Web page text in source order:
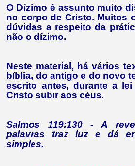
O Dízimo é assunto muito
no corpo de Cristo. Muitos
dúvidas a respeito da
não o dízimo.
Neste material, há vários
bíblia, do antigo e do novo
escrito antes, durante a
Cristo subir aos céus.
Salmos 119:130 - A
palavras traz luz e dá
simples.